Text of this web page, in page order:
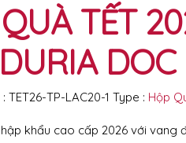
TẾT
TET26-TP-LAC20-1 Type : Hộp
khẩu cao cấp 2026 với vang